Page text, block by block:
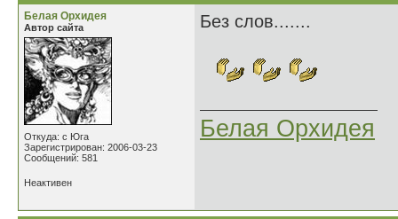
Белая Орхидея
Автор сайта
Откуда: с Юга
Зарегистрирован: 2006-03-23
Сообщений: 581
Без слов.......
Белая Орхидея
Неактивен